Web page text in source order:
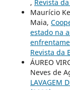
, Revista
Maurício
Maia,
estado na
Revista da
ÁUREO
Neves de
LAVAGEM